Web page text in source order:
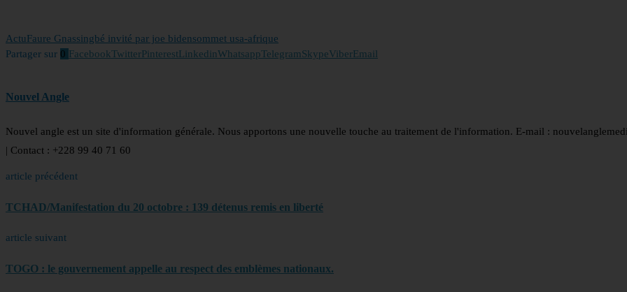
ActuFaure Gnassingbé invité par joe bidensommet usa-afrique
Partager sur 0 FacebookTwitterPinterestLinkedinWhatsappTelegramSkypeViberEmail
Nouvel Angle
Nouvel angle est un site d'information générale. Nous apportons une nouvelle touche au traitement de l'information. E-mail :
| Contact : +228 99 40 71 60
article précédent
TCHAD/Manifestation du 20 octobre : 139 détenus remis en liberté
article suivant
TOGO : le gouvernement appelle au respect des emblèmes nationaux.